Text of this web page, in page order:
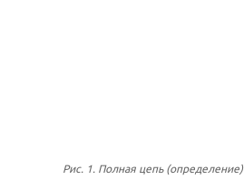
Рис. 1. Полная цепь (определение)